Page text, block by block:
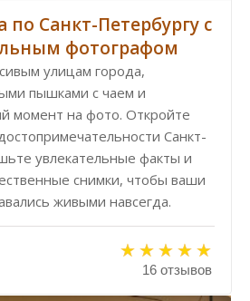
по Санкт-Петербургу с
фотографом
улицам города,
пышками с чаем и
момент на фото. Откройте
Санкт-
увлекательные факты и
снимки, чтобы ваши
живыми навсегда.
16 отзывов